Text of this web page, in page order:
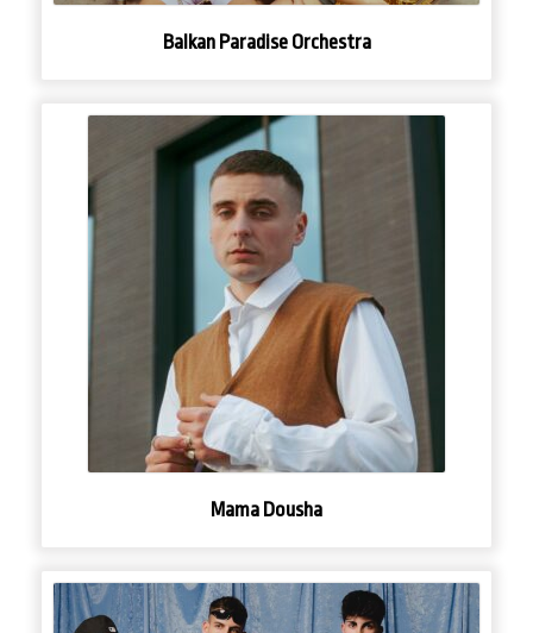
Balkan Paradise Orchestra
Mama Dousha